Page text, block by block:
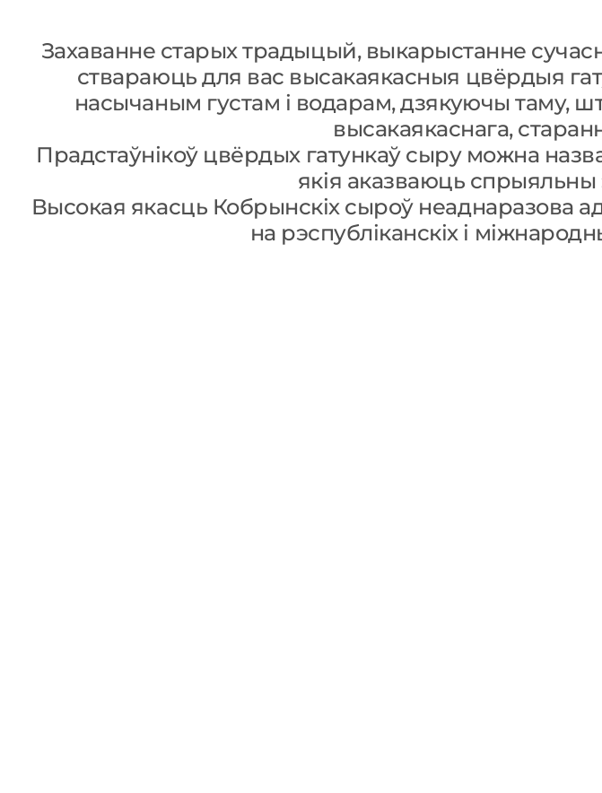
Захаванне старых традыцый, выкарыстанне
ствараюць для вас высакаякасныя цвёрдыя
насычаным густам і водарам, дзякуючы таму,
высакаякаснага,
Прадстаўнікоў цвёрдых гатункаў сыру можна
якія аказваюць спрыяльны
Высокая якасць Кобрынскіх сыроў неаднаразова
на рэспубліканскіх і